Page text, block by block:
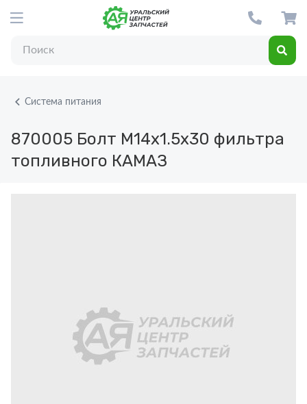
Система питания
870005 Болт М14х1.5х30 фильтра
топливного КАМАЗ